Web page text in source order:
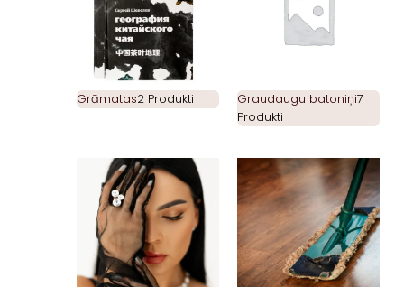
Grāmatas2 Produkti Graudaugu batoniņi7
Produkti